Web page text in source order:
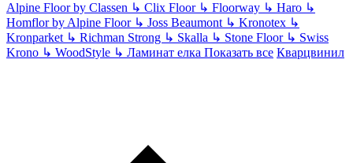
Alpine Floor by Classen ↳ Clix Floor ↳ Floorway ↳ Haro ↳
Homflor by Alpine Floor ↳ Joss Beaumont ↳ Kronotex ↳
Kronparket ↳ Richman Strong ↳ Skalla ↳ Stone Floor ↳ Swiss
Krono ↳ WoodStyle ↳ Ламинат елка Показать все Кварцвинил